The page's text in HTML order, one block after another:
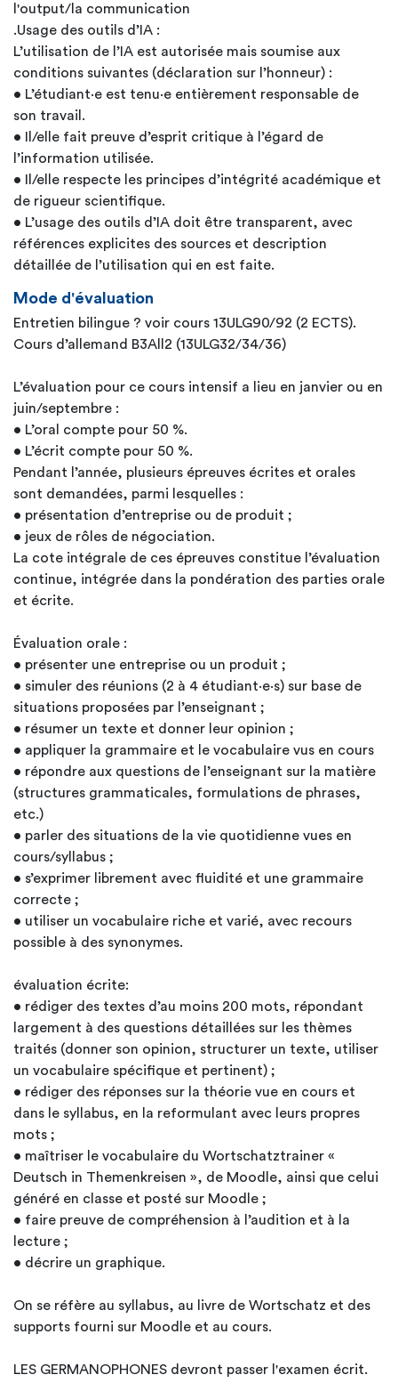
l'output/la communication
.Usage des outils d’IA :
L’utilisation de l’IA est autorisée mais soumise aux
conditions suivantes (déclaration sur l’honneur) :
• L’étudiant·e est tenu·e entièrement responsable de
son travail.
• Il/elle fait preuve d’esprit critique à l’égard de
l’information utilisée.
• Il/elle respecte les principes d’intégrité académique et
de rigueur scientifique.
• L’usage des outils d’IA doit être transparent, avec
références explicites des sources et description
détaillée de l’utilisation qui en est faite.
Mode d'évaluation
Entretien bilingue ? voir cours 13ULG90/92 (2 ECTS).
Cours d’allemand B3All2 (13ULG32/34/36)
L’évaluation pour ce cours intensif a lieu en janvier ou en
juin/septembre :
• L’oral compte pour 50 %.
• L’écrit compte pour 50 %.
Pendant l’année, plusieurs épreuves écrites et orales
sont demandées, parmi lesquelles :
• présentation d’entreprise ou de produit ;
• jeux de rôles de négociation.
La cote intégrale de ces épreuves constitue l’évaluation
continue, intégrée dans la pondération des parties orale
et écrite.
Évaluation orale :
• présenter une entreprise ou un produit ;
• simuler des réunions (2 à 4 étudiant·e·s) sur base de
situations proposées par l’enseignant ;
• résumer un texte et donner leur opinion ;
• appliquer la grammaire et le vocabulaire vus en cours
• répondre aux questions de l’enseignant sur la matière
(structures grammaticales, formulations de phrases,
etc.)
• parler des situations de la vie quotidienne vues en
cours/syllabus ;
• s’exprimer librement avec fluidité et une grammaire
correcte ;
• utiliser un vocabulaire riche et varié, avec recours
possible à des synonymes.
évaluation écrite:
• rédiger des textes d’au moins 200 mots, répondant
largement à des questions détaillées sur les thèmes
traités (donner son opinion, structurer un texte, utiliser
un vocabulaire spécifique et pertinent) ;
• rédiger des réponses sur la théorie vue en cours et
dans le syllabus, en la reformulant avec leurs propres
mots ;
• maîtriser le vocabulaire du Wortschatztrainer «
Deutsch in Themenkreisen », de Moodle, ainsi que celui
généré en classe et posté sur Moodle ;
• faire preuve de compréhension à l’audition et à la
lecture ;
• décrire un graphique.
On se réfère au syllabus, au livre de Wortschatz et des
supports fourni sur Moodle et au cours.
LES GERMANOPHONES devront passer l'examen écrit.